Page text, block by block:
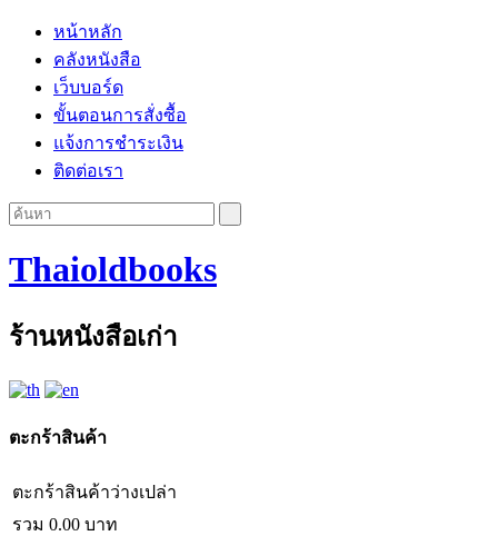
หน้าหลัก
คลังหนังสือ
เว็บบอร์ด
ขั้นตอนการสั่งซื้อ
แจ้งการชำระเงิน
ติดต่อเรา
Thaioldbooks
ร้านหนังสือเก่า
ตะกร้าสินค้า
ตะกร้าสินค้าว่างเปล่า
รวม 0.00 บาท